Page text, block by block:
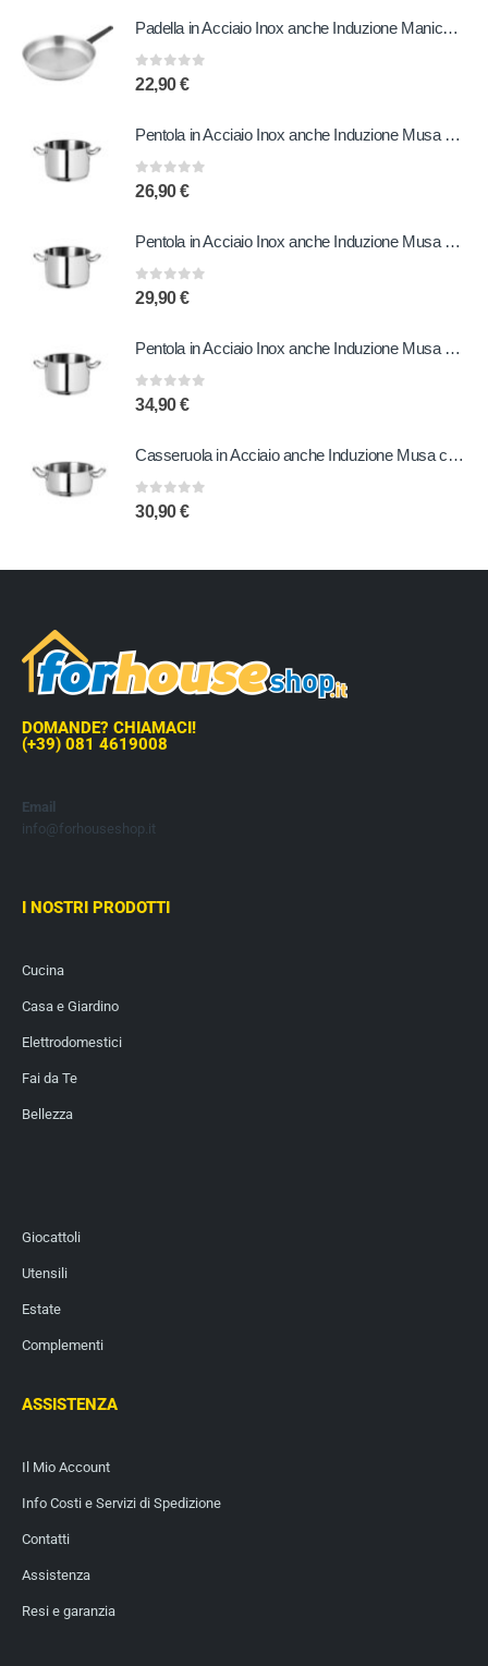
Padella in Acciaio Inox anche Induzione Manico in Bachelite 20 cm
0out of 5
22,90€
Pentola in Acciaio Inox anche Induzione Musa 20 cm
0out of 5
26,90€
Pentola in Acciaio Inox anche Induzione Musa 22 cm
0out of 5
29,90€
Pentola in Acciaio Inox anche Induzione Musa 24 cm
0 out of 5
34,90€
Casseruola in Acciaio anche Induzione Musa con due Manici 24 cm
0out of 5
30,90€
DOMANDE? CHIAMACI!
(+39) 081 4619008
Email
info@forhouseshop.it
I NOSTRI PRODOTTI
Cucina
Casa e Giardino
Elettrodomestici
Fai da Te
Bellezza
Giocattoli
Utensili
Estate
Complementi
ASSISTENZA
Il Mio Account
Info Costi e Servizi di Spedizione
Contatti
Assistenza
Resi e garanzia